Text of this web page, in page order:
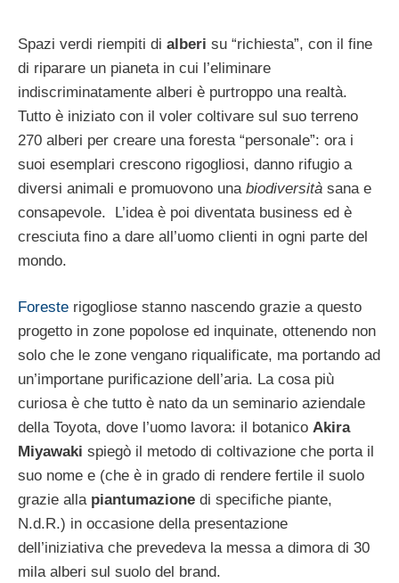
Spazi verdi riempiti di alberi su “richiesta”, con il fine
di riparare un pianeta in cui l’eliminare
indiscriminatamente alberi è purtroppo una realtà.
Tutto è iniziato con il voler coltivare sul suo terreno
270 alberi per creare una foresta “personale”: ora i
suoi esemplari crescono rigogliosi, danno rifugio a
diversi animali e promuovono una biodiversità sana e
consapevole. L’idea è poi diventata business ed è
cresciuta fino a dare all’uomo clienti in ogni parte del
mondo.
Foreste rigogliose stanno nascendo grazie a questo
progetto in zone popolose ed inquinate, ottenendo non
solo che le zone vengano riqualificate, ma portando ad
un’importane purificazione dell’aria. La cosa più
curiosa è che tutto è nato da un seminario aziendale
della Toyota, dove l’uomo lavora: il botanico Akira
Miyawaki spiegò il metodo di coltivazione che porta il
suo nome e (che è in grado di rendere fertile il suolo
grazie alla piantumazione di specifiche piante,
N.d.R.) in occasione della presentazione
dell’iniziativa che prevedeva la messa a dimora di 30
mila alberi sul suolo del brand.